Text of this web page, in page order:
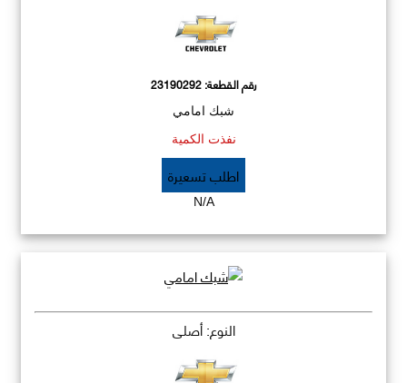
رقم القطعة:23190292
شبك امامي
نفذت الكمية
اطلب تسعيرة
N/A
النوع: أصلي